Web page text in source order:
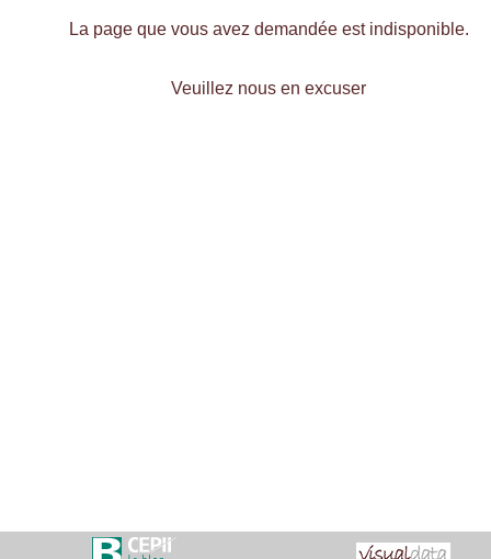
La page que vous avez demandée est indisponible.
Veuillez nous en excuser